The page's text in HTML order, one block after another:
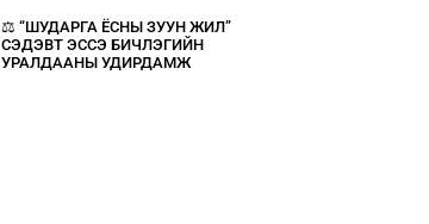
⚖️ “ШУДАРГА ЁСНЫ ЗУУН ЖИЛ”
СЭДЭВТ ЭССЭ БИЧЛЭГИЙН
УРАЛДААНЫ УДИРДАМЖ